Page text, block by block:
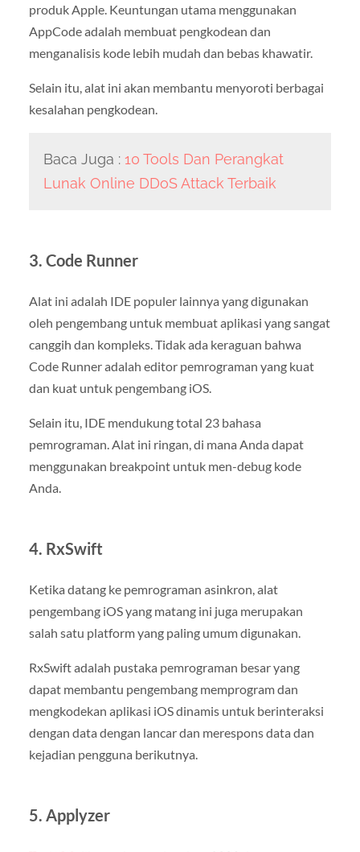
produk Apple. Keuntungan utama menggunakan
AppCode adalah membuat pengkodean dan
menganalisis kode lebih mudah dan bebas khawatir.
Selain itu, alat ini akan membantu menyoroti berbagai
kesalahan pengkodean.
Baca Juga : 10 Tools Dan Perangkat
Lunak Online DDoS Attack Terbaik
3. Code Runner
Alat ini adalah IDE populer lainnya yang digunakan
oleh pengembang untuk membuat aplikasi yang sangat
canggih dan kompleks. Tidak ada keraguan bahwa
Code Runner adalah editor pemrograman yang kuat
dan kuat untuk pengembang iOS.
Selain itu, IDE mendukung total 23 bahasa
pemrograman. Alat ini ringan, di mana Anda dapat
menggunakan breakpoint untuk men-debug kode
Anda.
4. RxSwift
Ketika datang ke pemrograman asinkron, alat
pengembang iOS yang matang ini juga merupakan
salah satu platform yang paling umum digunakan.
RxSwift adalah pustaka pemrograman besar yang
dapat membantu pengembang memprogram dan
mengkodekan aplikasi iOS dinamis untuk berinteraksi
dengan data dengan lancar dan merespons data dan
kejadian pengguna berikutnya.
5. Applyzer